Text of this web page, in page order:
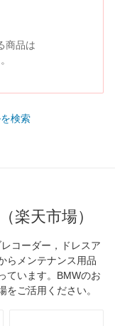
商品は
検索
楽天市場）
コーダー，ドレスア
らメンテナンス用品
ています。BMWのお
ご活用ください。